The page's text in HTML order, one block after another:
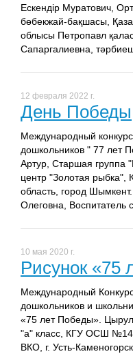
Ескендір Муратович,
бөбекжай-бақшасы,
облысы Петропавл
Сапаргалиевна,
12 февраля 2022 г.
День Победы
Международный
дошкольников " 77 лет
Артур, Старшая группа
центр "Золотая рыбка",
область, город
Олеговна, Воспитатель
10 мая 2020 г.
Рисунок «75
Международный
дошкольников и
«75 лет Победы».
"а" класс, КГУ ОСШ №14
ВКО, г. Усть-